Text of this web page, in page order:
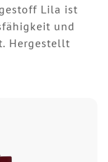
Lila ist
und
Hergestellt